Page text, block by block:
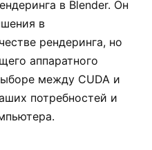
в Blender. Он
в
рендеринга, но
аппаратного
между CUDA и
потребностей и